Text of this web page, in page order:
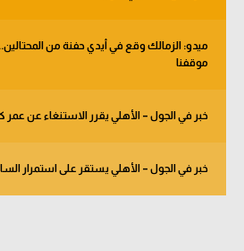
ميدو: الزمالك وقع في أيدي حفنة من
موقفنا
خبر في الجول – الأهلي يقرر الاستنغاء عن عمر
خبر في الجول – الأهلي يستقر على استمرار